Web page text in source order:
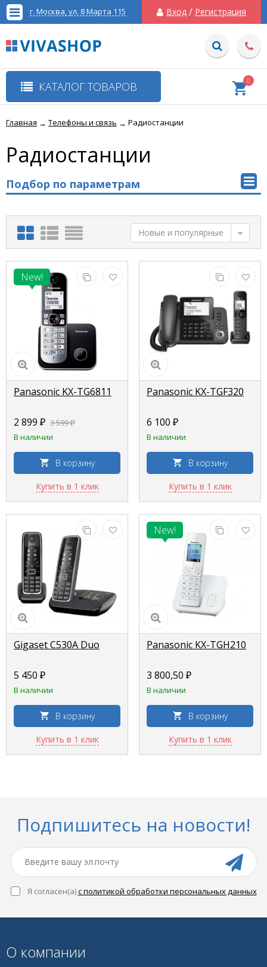
г. Москва, ул. 8 Марта 115 Вход / Регистрация
КАТАЛОГ ТОВАРОВ 0
Главная → Телефоны и связь → Радиостанции
Радиостанции
Подбор по параметрам
Новые и популярные
New!
Panasonic KX-TG6811
2 899 ₽ 3 599 ₽
В наличии
В корзину
Купить в 1 клик
Panasonic KX-TGF320
6 100 ₽
В наличии
В корзину
Купить в 1 клик
Gigaset C530A Duo
5 450 ₽
В наличии
В корзину
Купить в 1 клик
New!
Panasonic KX-TGH210
3 800,50 ₽
В наличии
В корзину
Купить в 1 клик
Подпишитесь на новости!
Я согласен(a)с политикой обработки персональных данных
О компании